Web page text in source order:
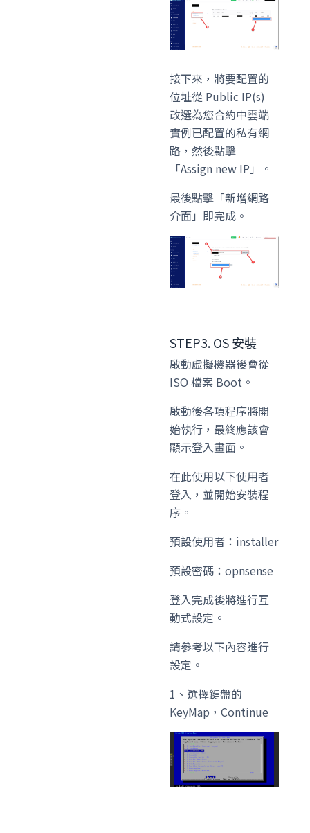
接下來，將要配置的
位址從 Public IP(s)
改選為您合約中雲端
實例已配置的私有網
路，然後點擊
「Assign new IP」。
最後點擊「新增網路
介面」即完成。
STEP3. OS 安裝
啟動虛擬機器後會從
ISO 檔案 Boot。
啟動後各項程序將開
始執行，最終應該會
顯示登入畫面。
在此使用以下使用者
登入，並開始安裝程
序。
預設使用者：installer
預設密碼：opnsense
登入完成後將進行互
動式設定。
請參考以下內容進行
設定。
1、選擇鍵盤的
KeyMap，Continue